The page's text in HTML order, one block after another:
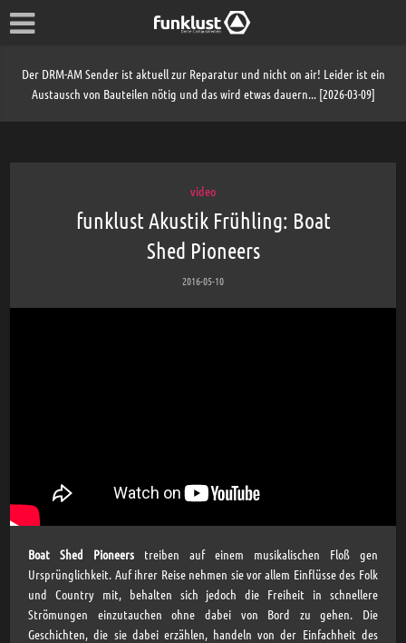
Der DRM-AM Sender ist aktuell zur Reparatur und nicht on air! Leider ist ein
Austausch von Bauteilen nötig und das wird etwas dauern... [2026-03-09]
video
funklust Akustik Frühling: Boat
Shed Pioneers
2016-05-10
Boat Shed Pioneers treiben auf einem musikalischen Floß gen
Ursprünglichkeit. Auf ihrer Reise nehmen sie vor allem Einflüsse des Folk
und Country mit, behalten sich jedoch die Freiheit in schnellere
Strömungen einzutauchen ohne dabei von Bord zu gehen. Die
Geschichten, die sie dabei erzählen, handeln von der Einfachheit des